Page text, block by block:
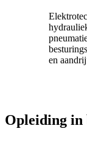
en
Opleiding in